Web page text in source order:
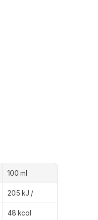
100 ml
205 kJ /
48 kcal